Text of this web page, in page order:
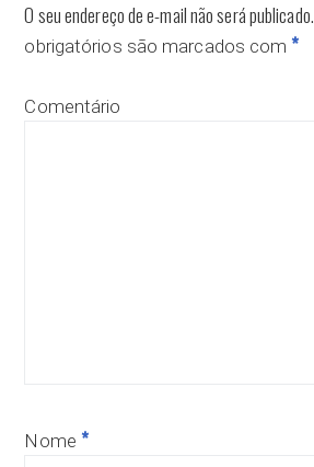
O seu endereço de e-mail não será publicado.
obrigatórios são marcados com *
Comentário
Nome *